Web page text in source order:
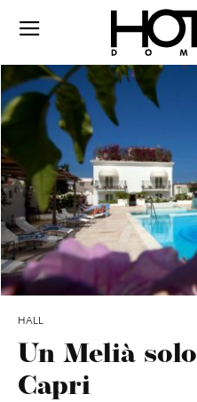
HALL
Un Melià
Capri